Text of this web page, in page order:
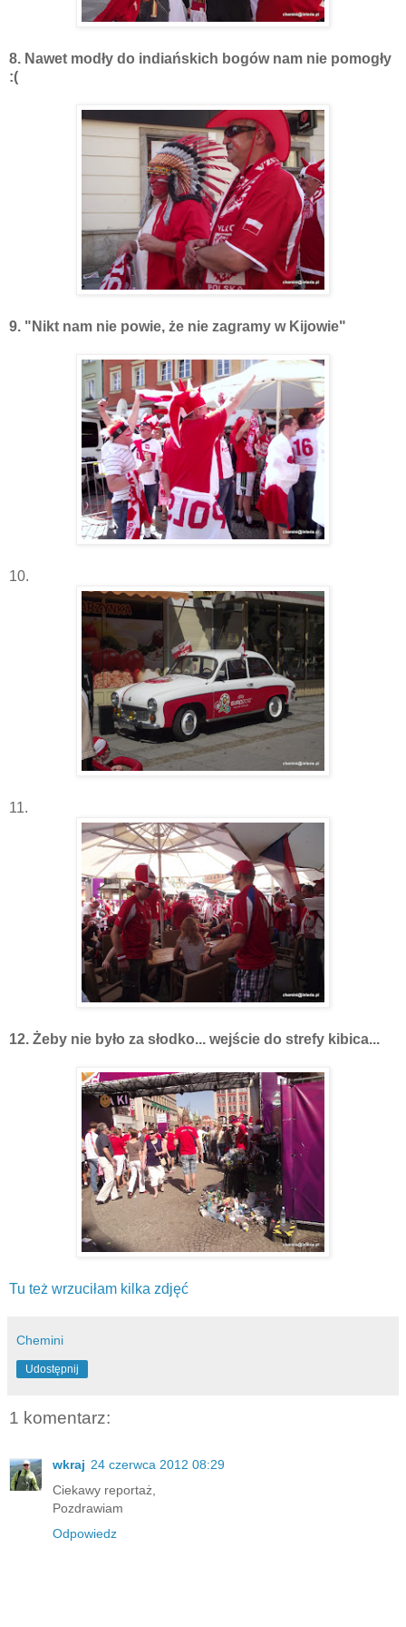
8. Nawet modły do indiańskich bogów nam nie pomogły
:(
9. "Nikt nam nie powie, że nie zagramy w Kijowie"
10.
11.
12. Żeby nie było za słodko... wejście do strefy kibica...
Tu też wrzuciłam kilka zdjęć
Chemini
Udostępnij
1 komentarz:
wkraj 24 czerwca 2012 08:29
Ciekawy reportaż,
Pozdrawiam
Odpowiedz